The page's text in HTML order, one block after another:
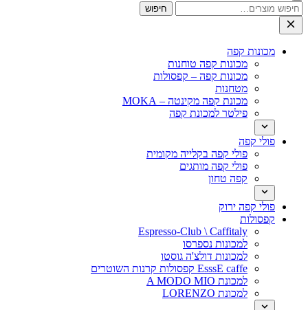
חיפוש
מכונות קפה
מכונות קפה טוחנות
מכונות קפה – קפסולות
מטחנות
מכונת קפה מקינטה – MOKA
פילטר למכונת קפה
פולי קפה
פולי קפה בקלייה מקומית
פולי קפה מותגים
קפה טחון
פולי קפה ירוק
קפסולות
Espresso-Club \ Caffitaly
למכונות נספרסו
למכונות דולצ'ה גוסטו
EsssE caffe קפסולות קרנות השוטרים
למכונת A MODO MIO
למכונת LORENZO